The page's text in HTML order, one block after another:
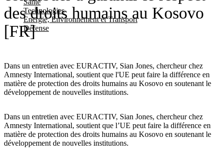
Technologies
Energie, Environnement et Transport
Défense
des droits humains au Kosovo
[FR]
Dans un entretien avec EURACTIV, Sian Jones, chercheur chez
Amnesty International, soutient que l'UE peut faire la différence en
matière de protection des droits humains au Kosovo en soutenant le
développement de nouvelles institutions.
Dans un entretien avec EURACTIV, Sian Jones, chercheur chez
Amnesty International, soutient que l’UE peut faire la différence en
matière de protection des droits humains au Kosovo en soutenant le
développement de nouvelles institutions.